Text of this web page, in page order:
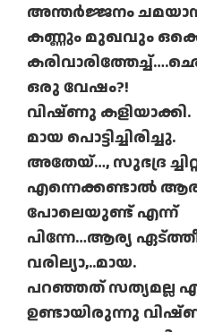
അന്തര്‍ജ്ജനം
കണ്ണും മുഖവും
ഒരു വേഷം?!
വിഷ്ണു കളിയാക്കി.
മായ പൊട്ടിച്ചിരിച്ചു.
അതേയ്…, സുഭദ്ര
എന്നെക്കണ്ടാല്‍
പോലെയുണ്ട് എന്ന്
പിന്നേ…ആര്യ
വരില്യാ,..മായ.
പറഞ്ഞത് സത്യമല്ല
ഉണ്ടായിരുന്നു